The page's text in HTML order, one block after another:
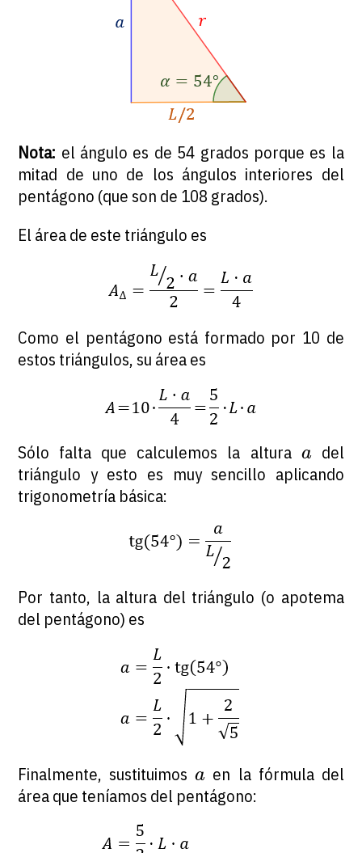
Nota: el ángulo es de 54 grados porque es la
mitad de uno de los ángulos interiores del
pentágono (que son de 108 grados).
El área de este triángulo es
Como el pentágono está formado por 10 de
estos triángulos, su área es
Sólo falta que calculemos la altura a
adel
triángulo y esto es muy sencillo aplicando
trigonometría básica:
Por tanto, la altura del triángulo (o apotema
del pentágono) es
Finalmente, sustituimosa
a en la fórmula del
área que teníamos del pentágono: